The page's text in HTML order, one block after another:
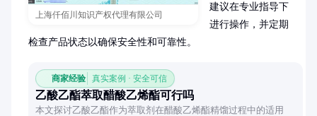
上海仟佰川知识产权代理有限公司
建议在专业指导下
进行操作，并定期
检查产品状态以确保安全性和可靠性。
商家经验 真实案例 · 安全可信
乙酸乙酯萃取醋酸乙烯酯可行吗
本文探讨乙酸乙酯作为萃取剂在醋酸乙烯酯精馏过程中的适用